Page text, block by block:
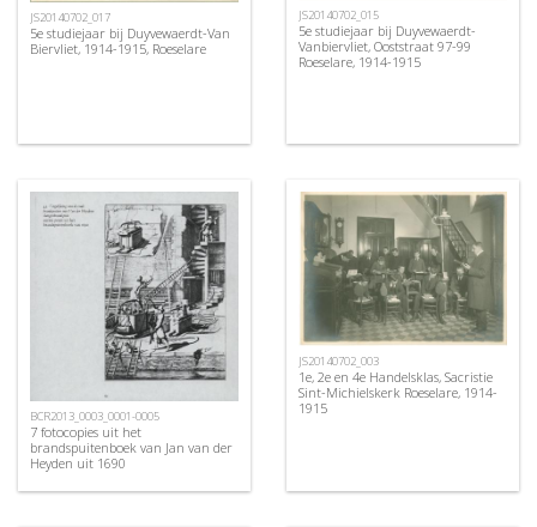
JS20140702_017
5e studiejaar bij Duyvewaerdt-Van
Biervliet, 1914-1915, Roeselare
JS20140702_015
5e studiejaar bij Duyvewaerdt-
Vanbiervliet, Ooststraat 97-99
Roeselare, 1914-1915
BCR2013_0003_0001-0005
7 fotocopies uit het
brandspuitenboek van Jan van der
Heyden uit 1690
JS20140702_003
1e, 2e en 4e Handelsklas, Sacristie
Sint-Michielskerk Roeselare, 1914-
1915